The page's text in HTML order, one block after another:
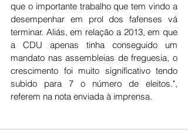
que o importante trabalho que tem vindo a
desempenhar em prol dos fafenses vá
terminar. Aliás, em relação a 2013, em que
a CDU apenas tinha conseguido um
mandato nas assembleias de freguesia, o
crescimento foi muito significativo tendo
subido para 7 o número de eleitos.",
referem na nota enviada à imprensa.